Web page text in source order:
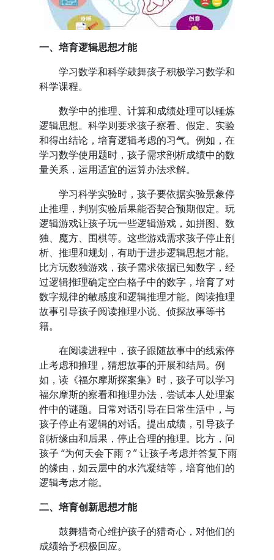
一、培育逻辑思想才能
学习数学和科学鼓舞孩子积极学习数学和
科学课程。
数学中的推理、计算和成绩处理可以锤炼
逻辑思想。科学则要求孩子察看、假定、实验
和得出结论，培育逻辑考虑的习气。例如，在
学习数学使用题时，孩子需求剖析成绩中的数
量关系，运用适宜的运算办法求解。
学习科学实验时，孩子要依据实验景象停
止推理，判别实验后果能否契合预期假定。玩
逻辑游戏让孩子玩一些逻辑游戏，如拼图、数
独、魔方、围棋等。这些游戏需求孩子停止剖
析、推理和规划，有助于进步逻辑思想才能。
比方玩数独游戏，孩子需求依据已知数字，经
过逻辑推理确定空白格子中的数字，培育了对
数字规律的敏感度和逻辑推理才能。阅读推理
故事引导孩子阅读推理小说、侦探故事等书
籍。
在阅读进程中，孩子跟随故事中的线索停
止考虑和推理，猜想故事的开展和结局。例
如，读《福尔摩斯探案集》时，孩子可以学习
福尔摩斯的察看和推理办法，尝试本人处理案
件中的谜题。日常对话引导在日常生活中，与
孩子停止有逻辑的对话。提出成绩，引导孩子
剖析缘由和后果，停止合理的推理。比方，问
孩子 “为何天会下雨？” 让孩子考虑并答复下雨
的缘由，如云层中的水汽凝结等，培育他们的
逻辑考虑才能。
二、培育创新思想才能
鼓舞猎奇心维护孩子的猎奇心，对他们的
成绩给予积极回应。